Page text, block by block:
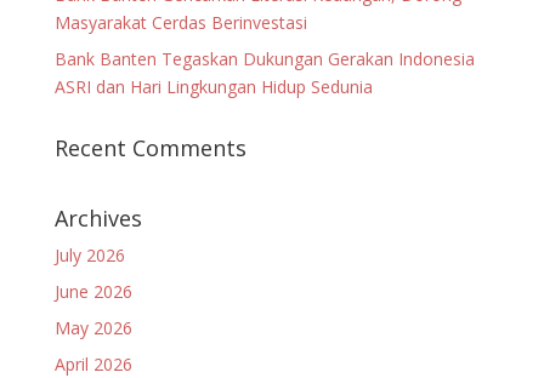
Masyarakat Cerdas Berinvestasi
Bank Banten Tegaskan Dukungan Gerakan Indonesia
ASRI dan Hari Lingkungan Hidup Sedunia
Recent Comments
Archives
July 2026
June 2026
May 2026
April 2026